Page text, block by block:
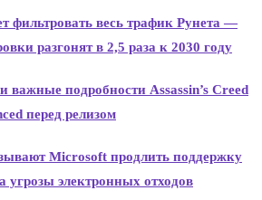
фильтровать весь трафик Рунета —
разгонят в 2,5 раза к 2030 году
важные подробности Assassin’s Creed
перед релизом
Microsoft продлить поддержку
угрозы электронных отходов